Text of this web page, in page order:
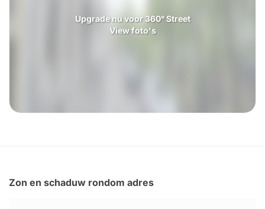
Upgrade nu voor 360° Street
View foto's
Zon en schaduw rondom adres